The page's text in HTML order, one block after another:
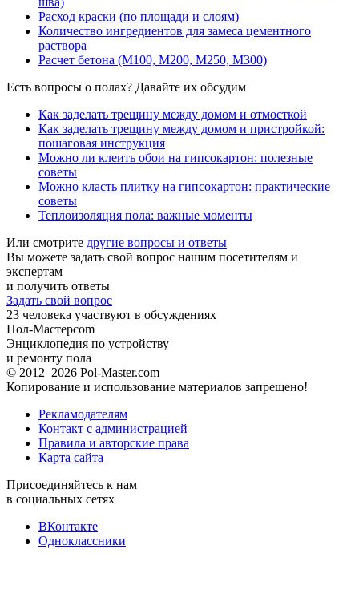
Расход краски (по площади и слоям)
Количество ингредиентов для замеса цементного
раствора
Расчет бетона (М100, М200, М250, М300)
Есть вопросы о полах? Давайте их обсудим
Как заделать трещину между домом и отмосткой
Как заделать трещину между домом и пристройкой:
пошаговая инструкция
Можно ли клеить обои на гипсокартон: полезные
советы
Можно класть плитку на гипсокартон: практические
советы
Теплоизоляция пола: важные моменты
Или смотрите другие вопросы и ответы
Вы можете задать свой вопрос нашим посетителям и
экспертам
и получить ответы
Задать свой вопрос
23 человека участвуют в обсуждениях
Пол-Мастерcom
Энциклопедия по устройству
и ремонту пола
© 2012–2026 Pol-Master.com
Копирование и использование материалов запрещено!
Рекламодателям
Контакт с администрацией
Правила и авторские права
Карта сайта
Присоединяйтесь к нам
в социальных сетях
ВКонтакте
Одноклассники